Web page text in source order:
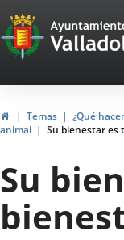
Portal
Web
del
de
InicioTemas ¿Qué
animal
Su bienestar es
Su